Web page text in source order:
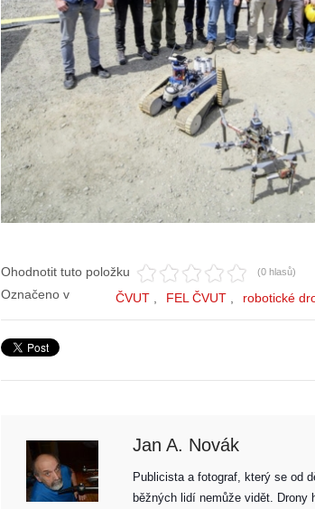
Ohodnotit tuto položku (0 hlasů)
Označeno v ČVUT FEL ČVUT robotické
Jan A. Novák
Publicista a fotograf, který se od
běžných lidí nemůže vidět. Drony